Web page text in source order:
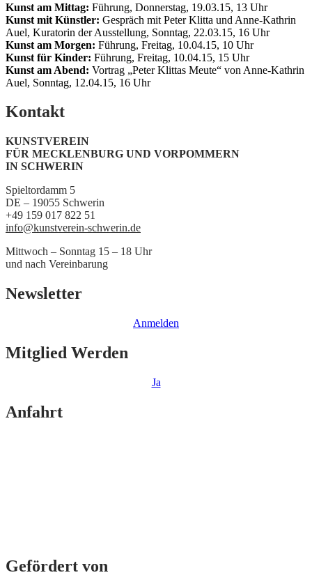
Kunst am Mittag: Führung, Donnerstag, 19.03.15, 13 Uhr
Kunst mit Künstler: Gespräch mit Peter Klitta und Anne-Kathrin
Auel, Kuratorin der Ausstellung, Sonntag, 22.03.15, 16 Uhr
Kunst am Morgen: Führung, Freitag, 10.04.15, 10 Uhr
Kunst für Kinder: Führung, Freitag, 10.04.15, 15 Uhr
Kunst am Abend: Vortrag „Peter Klittas Meute“ von Anne-Kathrin
Auel, Sonntag, 12.04.15, 16 Uhr
Kontakt
KUNSTVEREIN
FÜR MECKLENBURG UND VORPOMMERN
IN SCHWERIN
Spieltordamm 5
DE – 19055 Schwerin
+49 159 017 822 51
info@kunstverein-schwerin.de
Mittwoch – Sonntag 15 – 18 Uhr
und nach Vereinbarung
Newsletter
Anmelden
Mitglied Werden
Ja
Anfahrt
Gefördert von